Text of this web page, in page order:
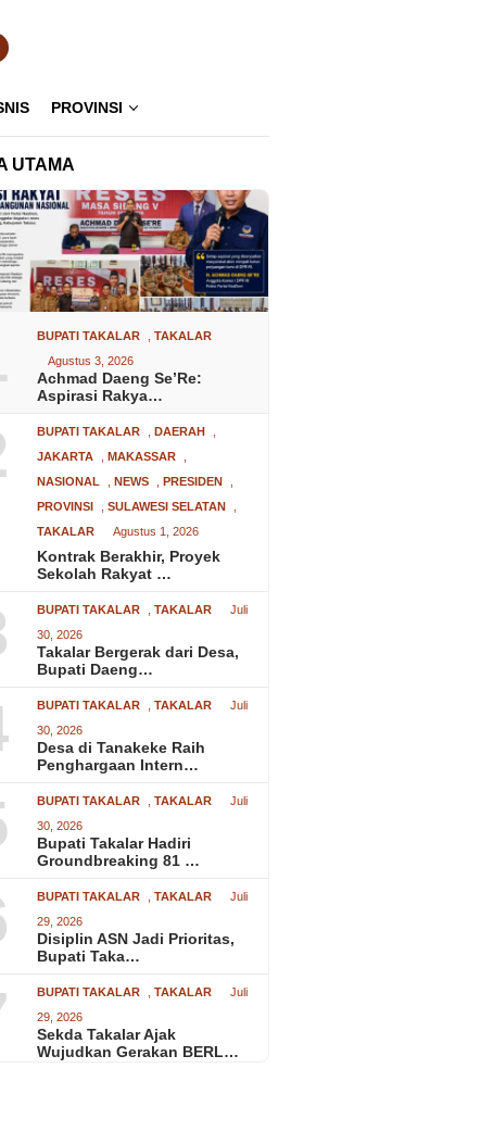
PROVINSI
UTAMA
BUPATI TAKALAR ,TAKALAR
Agustus 3, 2026
Achmad Daeng Se’Re:
Aspirasi Rakya…
BUPATI TAKALAR DAERAH
JAKARTA
MAKASSAR
NASIONAL
NEWS PRESIDEN
PROVINSI
,SULAWESI SELATAN
TAKALAR
Agustus 1, 2026
Kontrak Berakhir, Proyek
Sekolah Rakyat …
BUPATI TAKALAR ,TAKALAR
Juli
30, 2026
Takalar Bergerak dari Desa,
Bupati Daeng…
BUPATI TAKALAR ,TAKALAR
Juli
30, 2026
Desa di Tanakeke Raih
Penghargaan Intern…
BUPATI TAKALAR ,TAKALAR
Juli
30, 2026
Bupati Takalar Hadiri
Groundbreaking 81 …
BUPATI TAKALAR ,TAKALAR
Juli
29, 2026
Disiplin ASN Jadi Prioritas,
Bupati Taka…
BUPATI TAKALAR ,TAKALAR
Juli
29, 2026
Sekda Takalar Ajak
Wujudkan Gerakan BERL…